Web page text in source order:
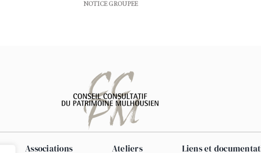
NOTICE GROUPEE
Associations Ateliers Liens et